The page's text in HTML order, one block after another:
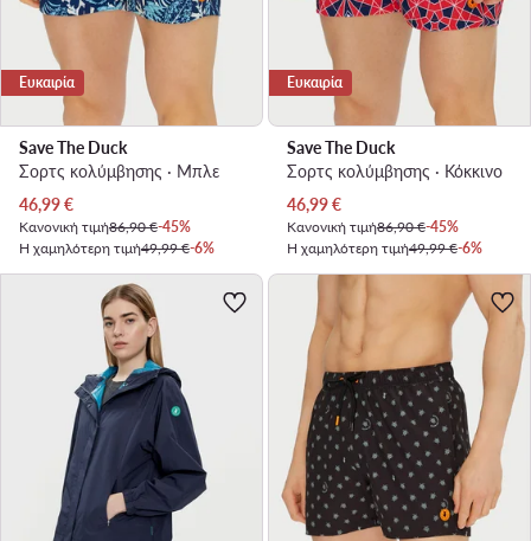
Ευκαιρία
Save The Duck
Σορτς κολύμβησης · Μπλε
Τρέχουσα τιμή
46,99€
Κανονική τιμή86,90 €-45%
Η χαμηλότερη τιμή49,99 €-6%
Ευκαιρία
Save The Duck
Σορτς κολύμβησης · Κόκκινο
Τρέχουσα τιμή
46,99€
Κανονική τιμή86,90 €-45%
Η χαμηλότερη τιμή49,99 €-6%